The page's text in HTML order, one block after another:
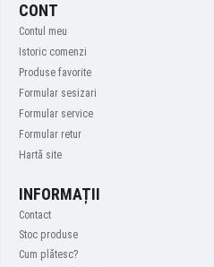
CONT
Contul meu
Istoric comenzi
Produse favorite
Formular sesizari
Formular service
Formular retur
Hartă site
INFORMAȚII
Contact
Stoc produse
Cum plătesc?